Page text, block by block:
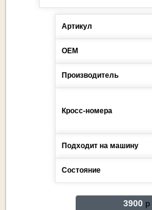
Артикул
ОЕМ
Производитель
Кросс-номера
Подходит на машину
Состояние
3900 p